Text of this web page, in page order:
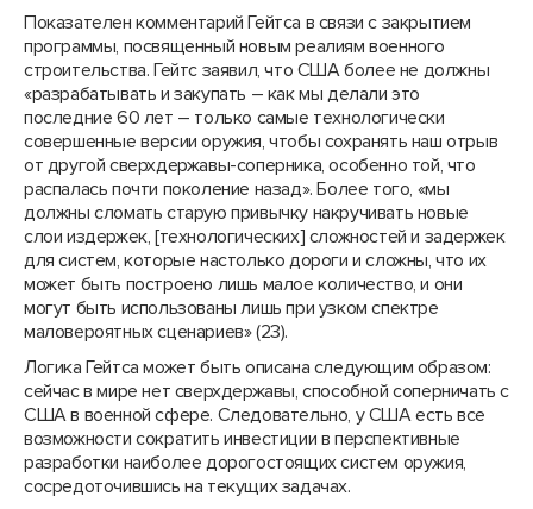
Показателен комментарий Гейтса в связи с закрытием
программы, посвященный новым реалиям военного
строительства. Гейтс заявил, что США более не должны
«разрабатывать и закупать – как мы делали это
последние 60 лет – только самые технологически
совершенные версии оружия, чтобы сохранять наш отрыв
от другой сверхдержавы-соперника, особенно той, что
распалась почти поколение назад». Более того, «мы
должны сломать старую привычку накручивать новые
слои издержек, [технологических] сложностей и задержек
для систем, которые настолько дороги и сложны, что их
может быть построено лишь малое количество, и они
могут быть использованы лишь при узком спектре
маловероятных сценариев» (23).
Логика Гейтса может быть описана следующим образом:
сейчас в мире нет сверхдержавы, способной соперничать с
США в военной сфере. Следовательно, у США есть все
возможности сократить инвестиции в перспективные
разработки наиболее дорогостоящих систем оружия,
сосредоточившись на текущих задачах.